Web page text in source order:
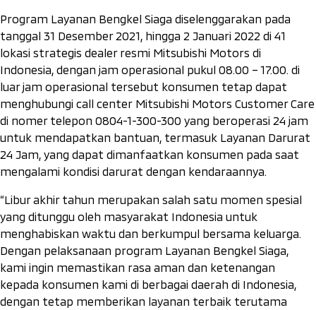
Program Layanan Bengkel Siaga diselenggarakan pada
tanggal 31 Desember 2021, hingga 2 Januari 2022 di 41
lokasi strategis dealer resmi Mitsubishi Motors di
Indonesia, dengan jam operasional pukul 08.00 – 17.00. di
luar jam operasional tersebut konsumen tetap dapat
menghubungi call center Mitsubishi Motors Customer Care
di nomer telepon 0804-1-300-300 yang beroperasi 24 jam
untuk mendapatkan bantuan, termasuk Layanan Darurat
24 Jam, yang dapat dimanfaatkan konsumen pada saat
mengalami kondisi darurat dengan kendaraannya.
“Libur akhir tahun merupakan salah satu momen spesial
yang ditunggu oleh masyarakat Indonesia untuk
menghabiskan waktu dan berkumpul bersama keluarga.
Dengan pelaksanaan program Layanan Bengkel Siaga,
kami ingin memastikan rasa aman dan ketenangan
kepada konsumen kami di berbagai daerah di Indonesia,
dengan tetap memberikan layanan terbaik terutama